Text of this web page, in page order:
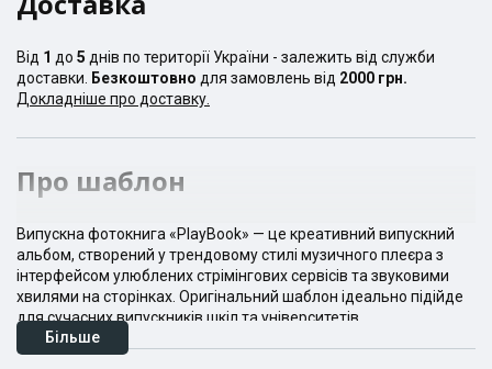
Від 1 до 5 днів по території України - залежить від служби
доставки.
Безкоштовно для замовлень від 2000 грн.
Докладніше про доставку.
Про шаблон
Випускна фотокнига «PlayBook» — це креативний випускний
альбом, створений у трендовому стилі музичного плеєра з
інтерфейсом улюблених стрімінгових сервісів та звуковими
хвилями на сторінках. Оригінальний шаблон ідеально підійде
для сучасних випускників шкіл та університетів,
перетворюючи індивідуальні портрети учнів, групові знімки та
спільні селфі на стильні обкладинки музичних треків. Замовте
Більше